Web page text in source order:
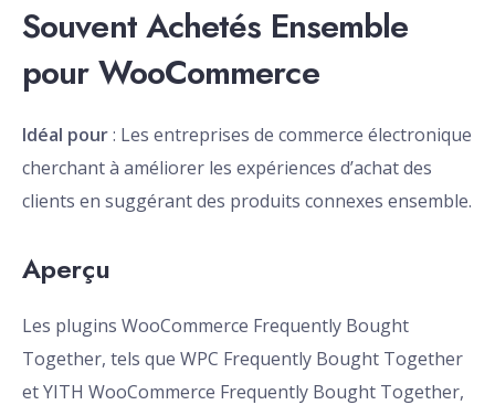
Souvent Achetés Ensemble
pour WooCommerce
Idéal pour: Les entreprises de commerce électronique
cherchant à améliorer les expériences d’achat des
clients en suggérant des produits connexes ensemble.
Aperçu
Les plugins WooCommerce Frequently Bought
Together, tels que WPC Frequently Bought Together
et YITH WooCommerce Frequently Bought Together,